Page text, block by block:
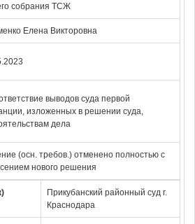
собрания ТСЖ
Елена Викторовна
выводов суда первой
изложенных в решении суда,
дела
(осн. требов.) отменено полностью с
нового решения
Прикубанский районный суд г.
Краснодара